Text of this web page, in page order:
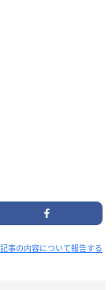
記事の内容について報告する